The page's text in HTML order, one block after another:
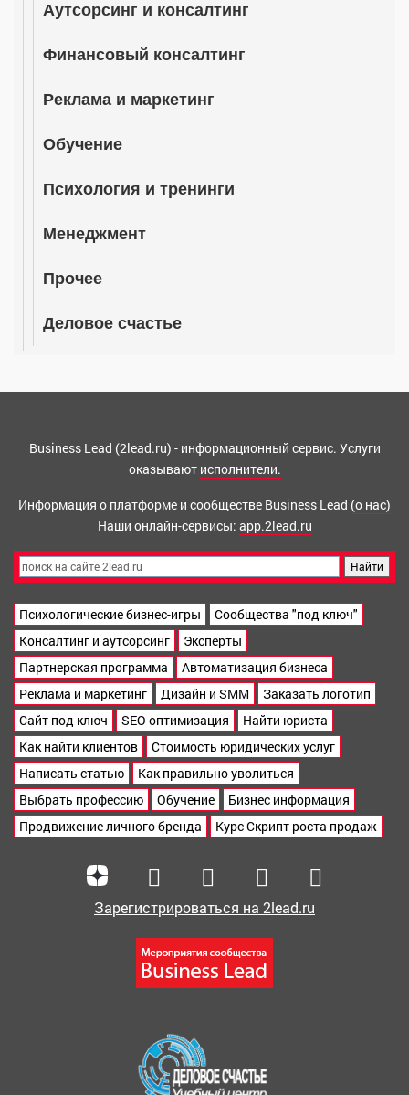
Аутсорсинг и консалтинг
Финансовый консалтинг
Реклама и маркетинг
Обучение
Психология и тренинги
Менеджмент
Прочее
Деловое счастье
Business Lead (2lead.ru) - информационный сервис. Услуги
оказывают исполнители.
Информация о платформе и сообществе Business Lead (о нас)
Наши онлайн-сервисы: app.2lead.ru
Психологические бизнес-игры
Сообщества "под ключ"
Консалтинг и аутсорсинг
Эксперты
Партнерская программа
Автоматизация бизнеса
Реклама и маркетинг
Дизайн и SMM
Заказать логотип
Сайт под ключ
SEO оптимизация
Найти юриста
Как найти клиентов
Стоимость юридических услуг
Написать статью
Как правильно уволиться
Выбрать профессию
Обучение
Бизнес информация
Продвижение личного бренда
Курс Скрипт роста продаж
Зарегистрироваться на 2lead.ru